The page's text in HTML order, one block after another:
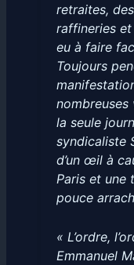
retraites,
raffineries
eu à faire
Toujours
nombreuses
la seule
syndicaliste
d’un œil à
Paris et une
pouce
« L’ordre,
Emmanuel